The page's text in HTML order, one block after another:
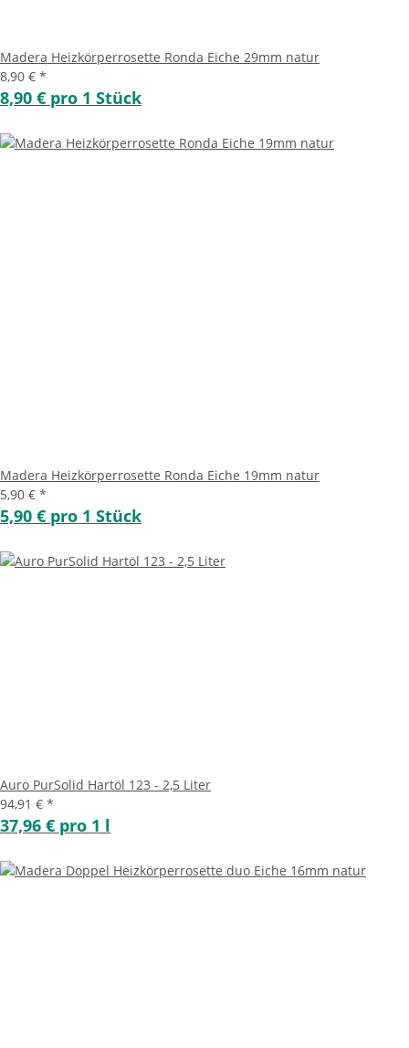
Madera Heizkörperrosette Ronda Eiche 29mm natur
8,90 € *
8,90 € pro 1 Stück
Madera Heizkörperrosette Ronda Eiche 19mm natur
5,90 € *
5,90 € pro 1 Stück
Auro PurSolid Hartöl 123 - 2,5 Liter
94,91 € *
37,96 € pro 1 l